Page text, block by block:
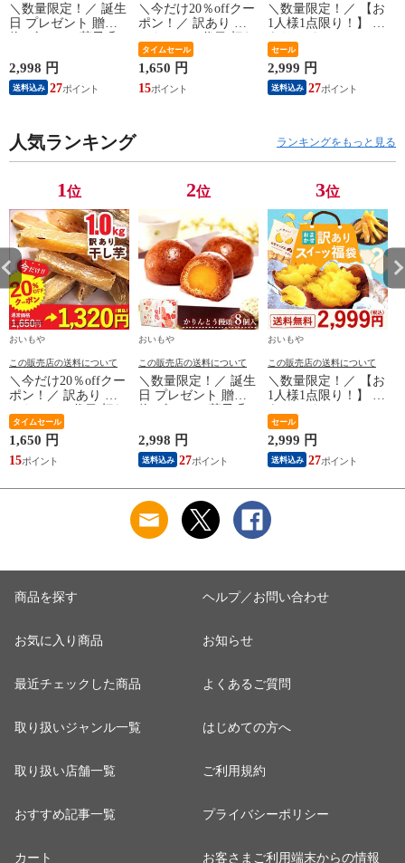
＼数量限定！／ 誕生
日 プレゼント 贈り
物 ギフト お菓子 和
り物 かりんとう 饅
頭 かりんこ 8個 ギフ
ト お菓子 送料無料
は順次発送
2,998 円
送料込み 27
＼今だけ20％offクー
ポン！／ 訳あり お
いもやの二代目 切れ
端 干し芋 ほしいも
大入り【1kg】さつま
いも スイーツ お菓
子 わけあり 国産 和
タイムセール
1,650 円
15
＼数量限定！／ 【お
1人様1点限り！】 訳
あり アウトレット
スイーツ 福袋
【小】 訳アリ わけ
あり お菓子 まとめ
買い 家族 友人 食品
洋菓子 お菓子 チョ
ップス 人気 ※ご指
定日にお届け
セール
2,999 円
送料込み 27
人気ランキング ランキングをもっと見る
1位
おいもや
この販売店の送料について
＼今だけ20％offクー
ポン！／ 訳あり お
いもやの二代目 切れ
端 干し芋 ほしいも
大入り【1kg】さつま
いも スイーツ お菓
子 わけあり 国産 和
タイムセール
1,650 円
15
2位
おいもや
この販売店の送料について
＼数量限定！／ 誕生
日 プレゼント 贈り
物 ギフト お菓子 和
り物 かりんとう 饅
頭 かりんこ 8個 ギフ
ト お菓子 送料無料
は順次発送
2,998 円
送料込み 27
3位
おいもや
この販売店の送料について
＼数量限定！／ 【お
1人様1点限り！】 訳
あり アウトレット
スイーツ 福袋
【小】 訳アリ わけ
あり お菓子 まとめ
買い 家族 友人 食品
洋菓子 お菓子 チョ
コ お得 焼き芋 干し
定日にお届け
セール
2,999 円
送料込み 27
商品を探す
お気に入り商品
最近チェックした商品
取り扱いジャンル一覧
取り扱い店舗一覧
おすすめ記事一覧
カート
ヘルプ／お問い合わせ
お知らせ
よくあるご質問
はじめての方へ
ご利用規約
プライバシーポリシー
お客さまご利用端末からの情報